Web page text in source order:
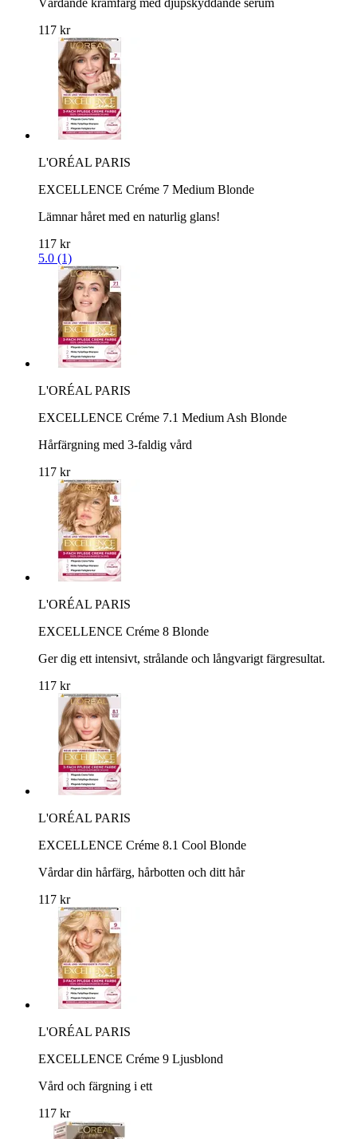
117 kr
L'ORÉAL PARIS
EXCELLENCE Créme 7 Medium Blonde
Lämnar håret med en naturlig glans!
117 kr
5.0 (1)
L'ORÉAL PARIS
EXCELLENCE Créme 7.1 Medium Ash Blonde
Hårfärgning med 3-faldig vård
117 kr
L'ORÉAL PARIS
EXCELLENCE Créme 8 Blonde
Ger dig ett intensivt, strålande och långvarigt färgresultat.
117 kr
L'ORÉAL PARIS
EXCELLENCE Créme 8.1 Cool Blonde
Vårdar din hårfärg, hårbotten och ditt hår
117 kr
L'ORÉAL PARIS
EXCELLENCE Créme 9 Ljusblond
Vård och färgning i ett
117 kr